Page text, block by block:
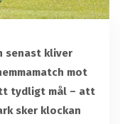
senast kliver
mot
tydligt mål – att
sker klockan